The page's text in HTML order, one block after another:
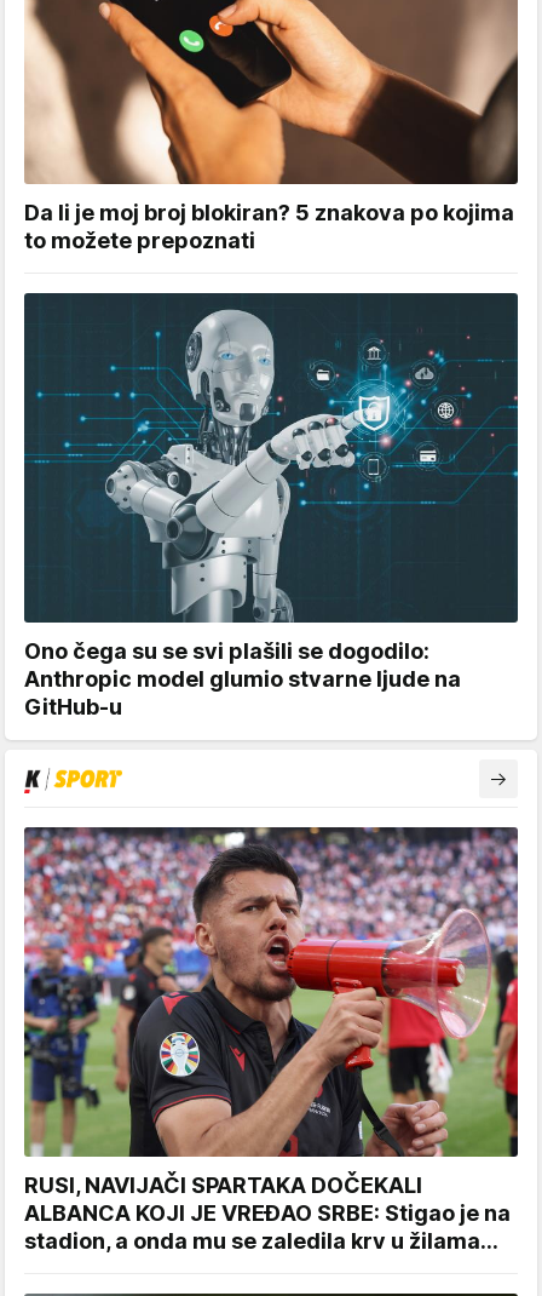
Da li je moj broj blokiran? 5 znakova po kojima
to možete prepoznati
Ono čega su se svi plašili se dogodilo:
Anthropic model glumio stvarne ljude na
GitHub-u
RUSI, NAVIJAČI SPARTAKA DOČEKALI
ALBANCA KOJI JE VREĐAO SRBE: Stigao je na
stadion, a onda mu se zaledila krv u žilama...